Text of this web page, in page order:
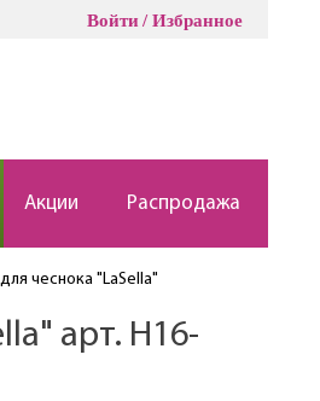
Войти Избранное
Акции Распродажа
чеснока "LaSella"
арт. H16-